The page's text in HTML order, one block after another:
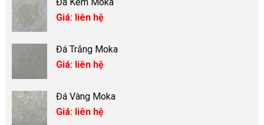
Giá: liên hệ
Đá Trắng Moka
Giá: liên hệ
Đá Vàng Moka
Giá: liên hệ